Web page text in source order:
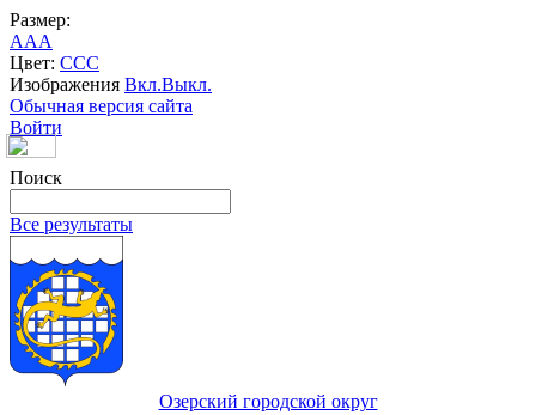
Размер:
AAA
Цвет: CCC
Изображения Вкл.Выкл.
Обычная версия сайта
Войти
Поиск
Все результаты
Озерский городской округ